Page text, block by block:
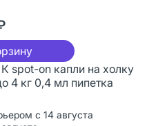
spot-on капли на холку
4 кг 0,4 мл пипетка
с 14 августа